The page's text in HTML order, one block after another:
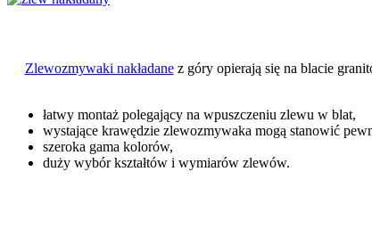
Zlewozmywaki nakładanez góry opierają się na blacie
łatwy montaż polegający na wpuszczeniu zlewu w blat,
wystające krawędzie zlewozmywaka mogą stanowić
szeroka gama kolorów,
duży wybór kształtów i wymiarów zlewów.